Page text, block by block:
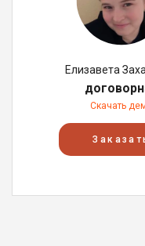
Елизавета
Скачать